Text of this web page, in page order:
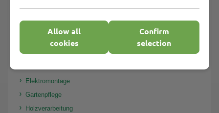
Copyshop
Elektromontage
Gartenpflege
Holzverarbeitung
Allow all
cookies
Confirm
selection